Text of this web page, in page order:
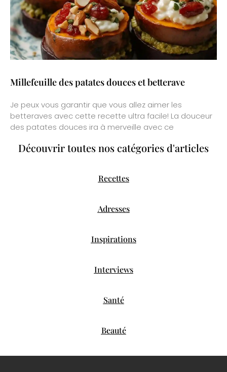
Millefeuille des patates douces et betterave
Je peux vous garantir que vous allez aimer les
betteraves avec cette recette ultra facile! La douceur
des patates douces ira à merveille avec ce
Découvrir toutes nos catégories d'articles
Recettes
Adresses
Inspirations
Interviews
Santé
Beauté